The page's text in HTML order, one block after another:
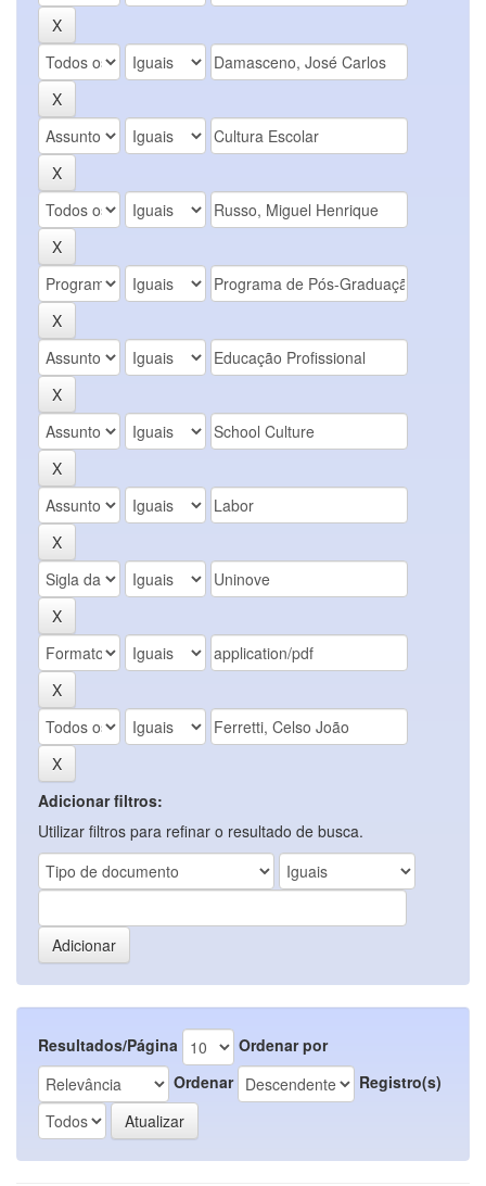
Adicionar filtros:
Utilizar filtros para refinar o resultado de busca.
Resultados/Página
Ordenar por
Ordenar
Registro(s)